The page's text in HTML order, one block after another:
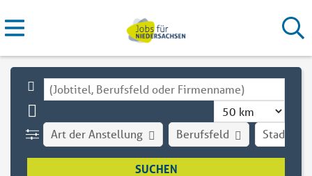
Stadt
Art der Anstellung Berufsfeld